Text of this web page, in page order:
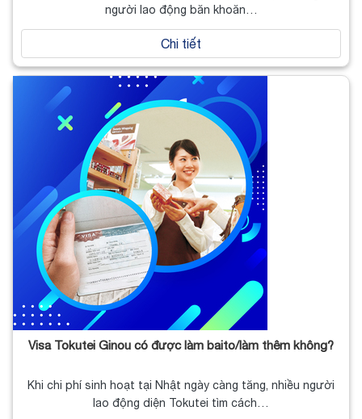
người lao động băn khoăn…
Chi tiết
Visa Tokutei Ginou có được làm baito/làm thêm không?
Khi chi phí sinh hoạt tại Nhật ngày càng tăng, nhiều người
lao động diện Tokutei tìm cách…